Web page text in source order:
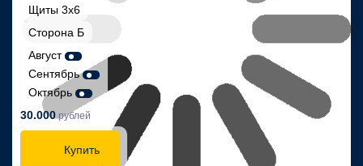
Щиты 3х6
Сторона Б
Август
Сентябрь
Октябрь
30.000рублей
Купить